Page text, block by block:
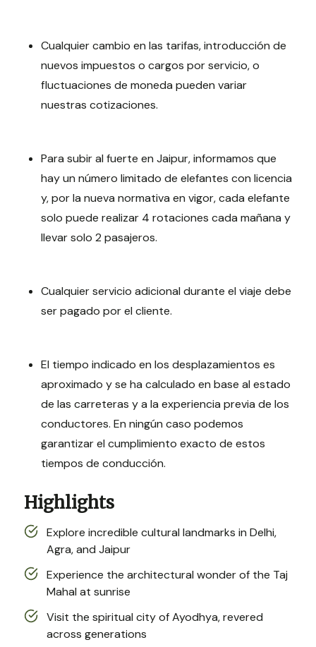
Cualquier cambio en las tarifas, introducción de
nuevos impuestos o cargos por servicio, o
fluctuaciones de moneda pueden variar
nuestras cotizaciones.
Para subir al fuerte en Jaipur, informamos que
hay un número limitado de elefantes con licencia
y, por la nueva normativa en vigor, cada elefante
solo puede realizar 4 rotaciones cada mañana y
llevar solo 2 pasajeros.
Cualquier servicio adicional durante el viaje debe
ser pagado por el cliente.
El tiempo indicado en los desplazamientos es
aproximado y se ha calculado en base al estado
de las carreteras y a la experiencia previa de los
conductores. En ningún caso podemos
garantizar el cumplimiento exacto de estos
tiempos de conducción.
Highlights
Explore incredible cultural landmarks in Delhi,
Agra, and Jaipur
Experience the architectural wonder of the Taj
Mahal at sunrise
Visit the spiritual city of Ayodhya, revered
across generations